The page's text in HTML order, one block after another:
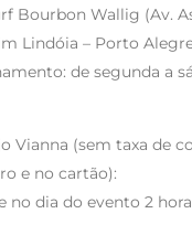
Bourbon Wallig (Av.
Lindóia – Porto
de segunda a
Vianna (sem taxa de
e no cartão):
no dia do evento 2